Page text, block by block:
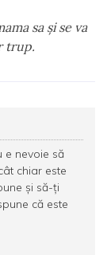
sa şi se va
trup.
e nevoie să
chiar este
și să-ți
că este